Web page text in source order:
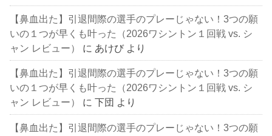
【鼻血出た】引退間際の選手のプレーじゃない！3つの願
いの１つが早くも叶った（2026ワシントン１回戦 vs. シ
ャン レビュー）
に あけび より
【鼻血出た】引退間際の選手のプレーじゃない！3つの願
いの１つが早くも叶った（2026ワシントン１回戦 vs. シ
ャン レビュー）
に下団 より
【鼻血出た】引退間際の選手のプレーじゃない！3つの願